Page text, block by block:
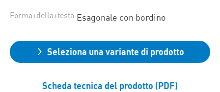
Forma+della+testa Esagonale con bordino
Seleziona una variante di prodotto
Scheda tecnica del prodotto (PDF)